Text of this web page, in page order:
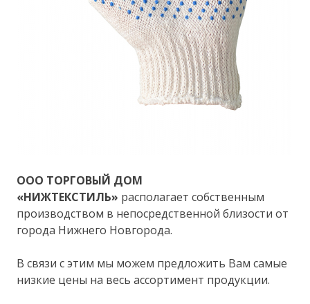
ООО ТОРГОВЫЙ ДОМ
«НИЖТЕКСТИЛЬ» располагает собственным
производством в непосредственной близости от
города Нижнего Новгорода.
В связи с этим мы можем предложить Вам самые
низкие цены на весь ассортимент продукции.